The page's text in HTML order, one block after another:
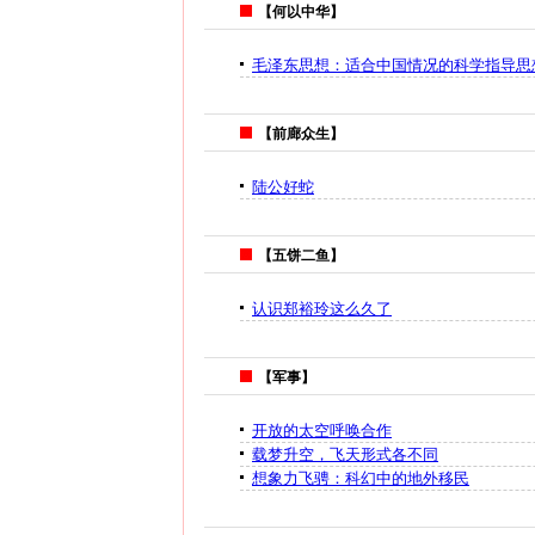
【何以中华】
毛泽东思想：适合中国情况的科学指导思
【前廊众生】
陆公好蛇
【五饼二鱼】
认识郑裕玲这么久了
【军事】
开放的太空呼唤合作
载梦升空，飞天形式各不同
想象力飞骋：科幻中的地外移民